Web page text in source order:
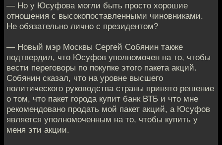
— Но у Юсуфова могли быть просто хорошие
отношения с высокопоставленными чиновниками.
Не обязательно лично с президентом?
— Новый мэр Москвы Сергей Собянин также
подтвердил, что Юсуфов уполномочен на то, чтобы
вести переговоры по покупке этого пакета акций.
Собянин сказал, что на уровне высшего
политического руководства страны принято решение
о том, что пакет города купит банк ВТБ и что мне
рекомендовано продать мой пакет акций, а Юсуфов
является уполномоченным на то, чтобы купить у
меня эти акции.